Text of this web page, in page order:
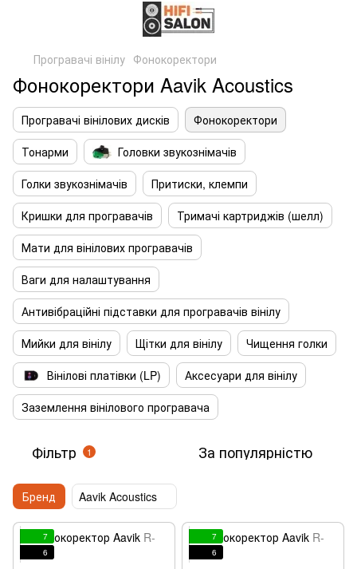
Програвачі вінілу Фонокоректори
Фонокоректори Aavik Acoustics
Програвачі вінілових дисків
Фонокоректори
Тонарми
Головки звукознімачів
Голки звукознімачів
Притиски, клемпи
Кришки для програвачів
Тримачі картриджів (шелл)
Мати для вінілових програвачів
Ваги для налаштування
Антивібраційні підставки для програвачів вінілу
Мийки для вінілу
Щітки для вінілу
Чищення голки
Вінілові платівки (LP)
Аксесуари для вінілу
Заземлення вінілового програвача
Фільтр 1 За популярністю
Бренд Aavik Acoustics
7
6
7
6